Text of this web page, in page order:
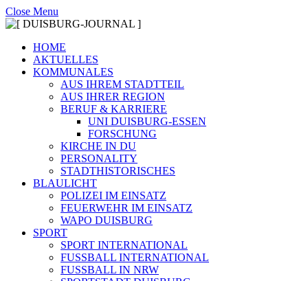
Close Menu
HOME
AKTUELLES
KOMMUNALES
AUS IHREM STADTTEIL
AUS IHRER REGION
BERUF & KARRIERE
UNI DUISBURG-ESSEN
FORSCHUNG
KIRCHE IN DU
PERSONALITY
STADTHISTORISCHES
BLAULICHT
POLIZEI IM EINSATZ
FEUERWEHR IM EINSATZ
WAPO DUISBURG
SPORT
SPORT INTERNATIONAL
FUSSBALL INTERNATIONAL
FUSSBALL IN NRW